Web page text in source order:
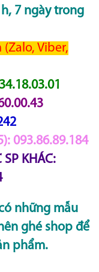
7 ngày trong
(Zalo, Viber,
093.86.89.184
SP KHÁC:
những mẫu
ghé shop để
phẩm.